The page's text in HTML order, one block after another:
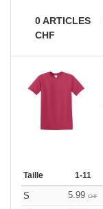
0ARTICLES
CHF
Taille 1-11
S 5.99 CHF